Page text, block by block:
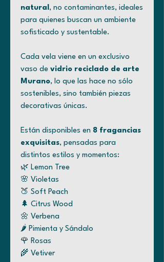
natural, no contaminantes, ideales
para quienes buscan un ambiente
sofisticado y sustentable.
Cada vela viene en un exclusivo
vaso de vidrio reciclado de arte
Murano, lo que las hace no sólo
sostenibles, sino también piezas
decorativas únicas.
Están disponibles en 8 fragancias
exquisitas, pensadas para
distintos estilos y momentos:
🌿 Lemon Tree
🌸 Violetas
🍑 Soft Peach
🌲 Citrus Wood
🌼 Verbena
🌶️ Pimienta y Sándalo
🌹 Rosas
🌾 Vetiver